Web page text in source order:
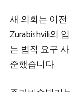
새 의회는 이
Zurabishvili의
는 법적 요구
준했습니다.